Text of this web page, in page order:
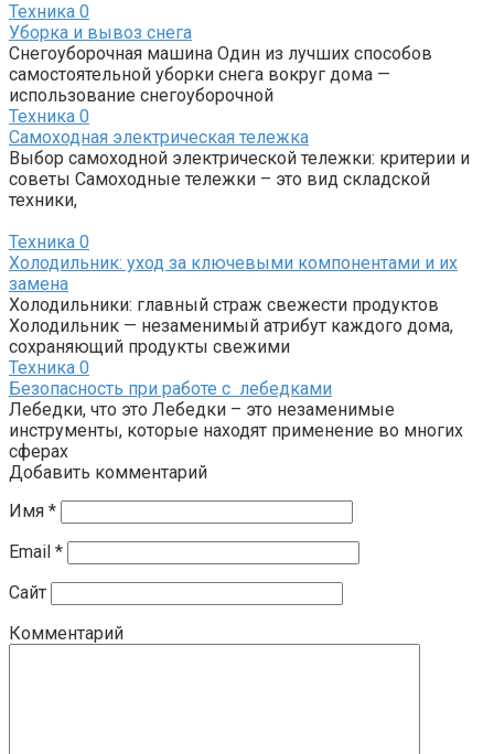
Техника 0
Уборка и вывоз снега
Снегоуборочная машина Один из лучших способов
самостоятельной уборки снега вокруг дома —
использование снегоуборочной
Техника 0
Самоходная электрическая тележка
Выбор самоходной электрической тележки: критерии и
советы Самоходные тележки – это вид складской
техники,
Техника 0
Холодильник: уход за ключевыми компонентами и их
замена
Холодильники: главный страж свежести продуктов
Холодильник — незаменимый атрибут каждого дома,
сохраняющий продукты свежими
Техника 0
Безопасность при работе с лебедками
Лебедки, что это Лебедки – это незаменимые
инструменты, которые находят применение во многих
сферах
Добавить комментарий
Имя *
Email *
Сайт
Комментарий